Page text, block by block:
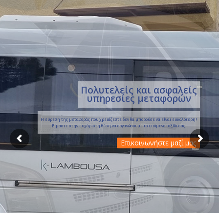
Πολυτελείς και ασφαλείς
υπηρεσίες μεταφορών
Επικοινωνήστε μαζί μας
Η εύρεση της μεταφοράς που χρειάζεστε δεν θα μπορούσε να είναι ευκολότερη!
Είμαστε στην ευχάριστη θέση να οργανώσουμε το επόμενο ταξίδι σας.